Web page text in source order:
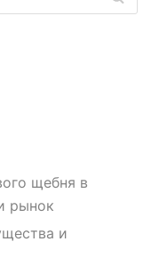
щебня в
рынок
и